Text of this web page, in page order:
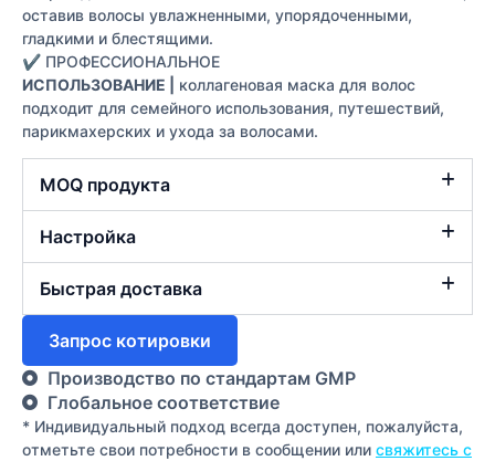
оставив волосы увлажненными, упорядоченными,
гладкими и блестящими.
✔ ПРОФЕССИОНАЛЬНОЕ
ИСПОЛЬЗОВАНИЕ |
коллагеновая маска для волос
подходит для семейного использования, путешествий,
парикмахерских и ухода за волосами.
MOQ продукта
Настройка
Быстрая доставка
Запрос котировки
Производство по стандартам GMP
Глобальное соответствие
* Индивидуальный подход всегда доступен, пожалуйста,
отметьте свои потребности в сообщении или свяжитесь с